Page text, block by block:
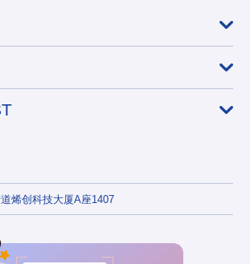
烯创科技大厦A座1407